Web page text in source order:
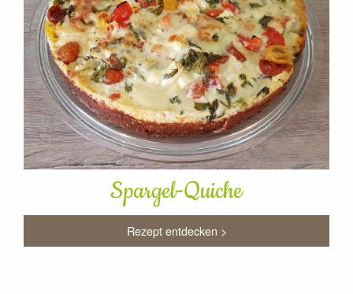
Spargel-Quiche
Rezept entdecken >